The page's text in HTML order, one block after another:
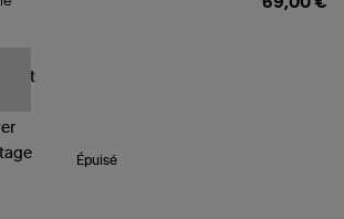
69,00 €
Épuisé